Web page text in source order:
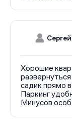
Сергей
Хорошие
садик прямо
Паркинг
Минусов